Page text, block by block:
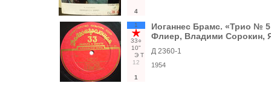
4
1
33○
10"
Э Т
12
1
Иоганнес Брамс. «Трио №
Флиер, Владими Сорокин,
Д 2360-1
1954